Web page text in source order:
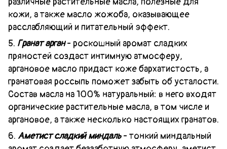
кожи, а также масло жожоба, оказывающее
расслабляющий и питательный эффект.
5. Гранат арган- роскошный аромат сладких
пряностей создаст интимную атмосферу,
аргановое масло придаст коже бархатистость, а
гранатовая россыпь поможет забыть об усталости.
Состав масла на 100% натуральный: в него входят
органические растительные масла, в том числе и
аргановое, а также несколько настоящих гранатов.
6. Аметист сладкий миндаль- тонкий миндальный